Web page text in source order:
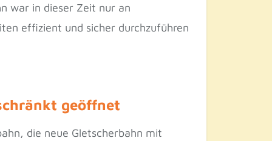
war in dieser Zeit nur an
effizient und sicher durchzuführen
geöffnet
die neue Gletscherbahn mit